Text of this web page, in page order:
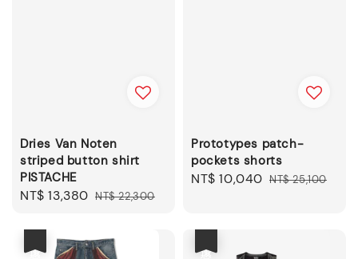
Dries Van Noten
striped button shirt
PISTACHE
Sale
NT$ 13,380 Regular
NT$ 22,300
Prototypes patch-
pockets shorts
Sale
NT$ 10,040 Regular
NT$ 25,100